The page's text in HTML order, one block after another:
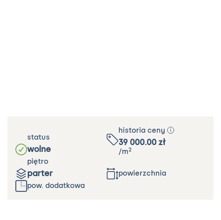
status
wolne
historia ceny
39 000.00 zł
/m2
piętro
parter
powierzchnia
pow. dodatkowa